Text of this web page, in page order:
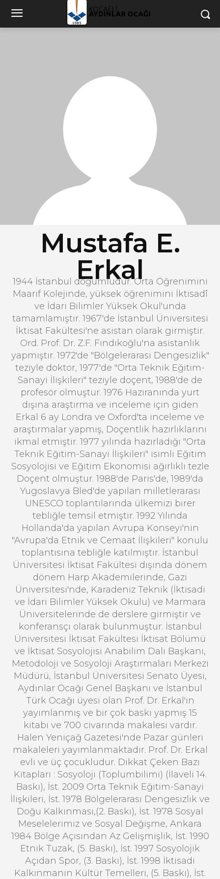
Mustafa E.
Erkal
1944 İstanbul doğumludur. Orta Öğrenimini
Maarif Kolejinde, yüksek öğrenimini İktisadî
ve İdari Bilimler Yüksek Okul'unda
tamamlamıştır. 1967'de İstanbul Üniversitesi
İktisat Fakültesi'ne asistan olarak girmiştir.
Ord. Prof. Dr. Z.F. Fındıkoğlu'na asistanlık
yapmıştır. 1972'de "Bölgelerarası Dengesizlik"
teziyle doktor, 1977'de "Orta Teknik Eğitim-
Sanayi İlişkileri" teziyle doçent, 1988'de de
profesör olmuştur. 1976 Haziranında yurt
dışına araştırma ve inceleme için giden
Erkal 6 ay Londra ve Oxford'ta inceleme ve
araştırmalar yapmış, Doçentlik hazırlıklarını
ikmal etmiştir. 1977 yılında hazırladığı "Orta
Teknik Eğitim-Sanayi İlişkileri" isimli Eğitim
Sosyolojisi ve Eğitim Ekonomisi ağırlıklı tezle
Doçent olmuştur. 1988'de Paris'de, 1989'da
Yugoslavya Bled'de yapılan milletlerarası
UNESCO toplantılarında ülkemizi birer
tebliğle temsil etmiştir. 1992 Yılında
Hollanda'da yapılan Avrupa Konseyi'nin
"Avrupa'da Etnik ve Cemaat İlişkileri" konulu
toplantısına tebliğle katılmıştır. İstanbul
Üniversitesi İktisat Fakültesi dışında dönem
dönem Harp Akademilerinde, Gazi
Üniversitesi'nde, Karadeniz Teknik (İktisadi
ve İdari Bilimler Yüksek Okulu) ve Marmara
Üniversitelerinde de derslere girmiştir ve
konferansçı olarak bulunmuştur. İstanbul
Üniversitesi İktisat Fakültesi İktisat Bölümü
ve İktisat Sosyolojisi Anabilim Dalı Başkanı,
Metodoloji ve Sosyoloji Araştırmaları Merkezi
Müdürü, İstanbul Üniversitesi Senato Üyesi,
Aydınlar Ocağı Genel Başkanı ve İstanbul
Türk Ocağı üyesi olan Prof. Dr. Erkal'ın
yayımlanmış ve bir çok baskı yapmış 15
kitabı ve 700 civarında makalesi vardır.
Halen Yeniçağ Gazetesi'nde Pazar günleri
makaleleri yayımlanmaktadır. Prof. Dr. Erkal
evli ve üç çocukludur. Dikkat Çeken Bazı
Kitapları : Sosyoloji (Toplumbilimi) (İlaveli 14.
Baskı), İst. 2009 Orta Teknik Eğitim-Sanayi
İlişkileri, İst. 1978 Bölgelerarası Dengesizlik ve
Doğu Kalkınması,(2. Baskı), İst. 1978 Sosyal
Meselelerimiz ve Sosyal Değişme, Ankara
1984 Bölge Açısından Az Gelişmişlik, İst. 1990
Etnik Tuzak, (5. Baskı), İst. 1997 Sosyolojik
Açıdan Spor, (3. Baskı), İst. 1998 İktisadi
Kalkınmanın Kültür Temelleri, (5. Baskı), İst.